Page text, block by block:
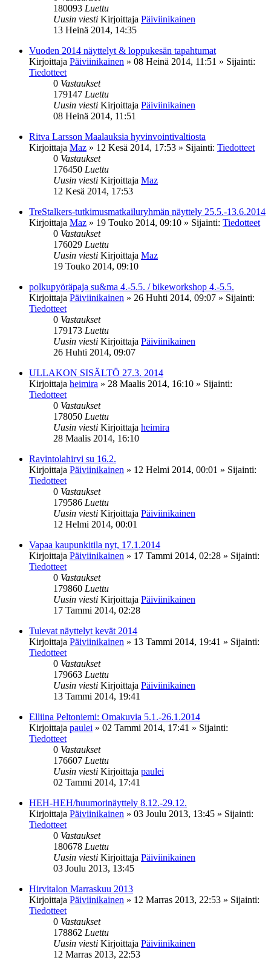
180093 Luettu
Uusin viesti Kirjoittaja Päiviinikainen
13 Heinä 2014, 14:35
Vuoden 2014 näyttelyt & loppukesän tapahtumat
Kirjoittaja Päiviinikainen » 08 Heinä 2014, 11:51 » Sijainti:
Tiedotteet
0 Vastaukset
179147 Luettu
Uusin viesti Kirjoittaja Päiviinikainen
08 Heinä 2014, 11:51
Ritva Larsson Maalauksia hyvinvointivaltiosta
Kirjoittaja Maz » 12 Kesä 2014, 17:53 » Sijainti: Tiedotteet
0 Vastaukset
176450 Luettu
Uusin viesti Kirjoittaja Maz
12 Kesä 2014, 17:53
TreStalkers-tutkimusmatkailuryhmän näyttely 25.5.-13.6.2014
Kirjoittaja Maz » 19 Touko 2014, 09:10 » Sijainti: Tiedotteet
0 Vastaukset
176029 Luettu
Uusin viesti Kirjoittaja Maz
19 Touko 2014, 09:10
polkupyöräpaja su&ma 4.-5.5. / bikeworkshop 4.-5.5.
Kirjoittaja Päiviinikainen » 26 Huhti 2014, 09:07 » Sijainti:
Tiedotteet
0 Vastaukset
179173 Luettu
Uusin viesti Kirjoittaja Päiviinikainen
26 Huhti 2014, 09:07
ULLAKON SISÄLTÖ 27.3. 2014
Kirjoittaja heimira » 28 Maalis 2014, 16:10 » Sijainti:
Tiedotteet
0 Vastaukset
178050 Luettu
Uusin viesti Kirjoittaja heimira
28 Maalis 2014, 16:10
Ravintolahirvi su 16.2.
Kirjoittaja Päiviinikainen » 12 Helmi 2014, 00:01 » Sijainti:
Tiedotteet
0 Vastaukset
179586 Luettu
Uusin viesti Kirjoittaja Päiviinikainen
12 Helmi 2014, 00:01
Vapaa kaupunkitila nyt, 17.1.2014
Kirjoittaja Päiviinikainen » 17 Tammi 2014, 02:28 » Sijainti:
Tiedotteet
0 Vastaukset
179860 Luettu
Uusin viesti Kirjoittaja Päiviinikainen
17 Tammi 2014, 02:28
Tulevat näyttelyt kevät 2014
Kirjoittaja Päiviinikainen » 13 Tammi 2014, 19:41 » Sijainti:
Tiedotteet
0 Vastaukset
179663 Luettu
Uusin viesti Kirjoittaja Päiviinikainen
13 Tammi 2014, 19:41
Elliina Peltoniemi: Omakuvia 5.1.-26.1.2014
Kirjoittaja paulei » 02 Tammi 2014, 17:41 » Sijainti:
Tiedotteet
0 Vastaukset
176607 Luettu
Uusin viesti Kirjoittaja paulei
02 Tammi 2014, 17:41
HEH-HEH/huumorinäyttely 8.12.-29.12.
Kirjoittaja Päiviinikainen » 03 Joulu 2013, 13:45 » Sijainti:
Tiedotteet
0 Vastaukset
180678 Luettu
Uusin viesti Kirjoittaja Päiviinikainen
03 Joulu 2013, 13:45
Hirvitalon Marraskuu 2013
Kirjoittaja Päiviinikainen » 12 Marras 2013, 22:53 » Sijainti:
Tiedotteet
0 Vastaukset
178862 Luettu
Uusin viesti Kirjoittaja Päiviinikainen
12 Marras 2013, 22:53